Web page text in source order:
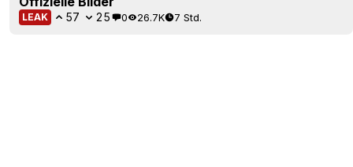
LEAK 57 25 0 26.7K 7 Std.